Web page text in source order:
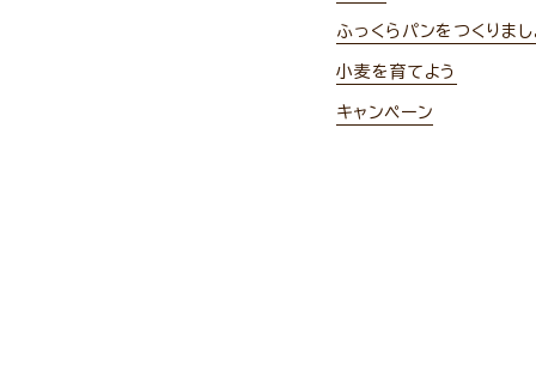
ふっくらパンをつくりまし
小麦を育てよう
キャンペーン